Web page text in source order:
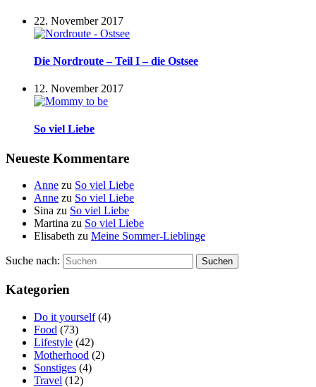
22. November 2017
Die Nordroute – Teil I – die Ostsee
12. November 2017
So viel Liebe
Neueste Kommentare
Anne zu So viel Liebe
Anne zu So viel Liebe
Sina zu So viel Liebe
Martina zu So viel Liebe
Elisabeth zu Meine Sommer-Lieblinge
Suche nach: Suchen
Kategorien
Do it yourself (4)
Food (73)
Lifestyle (42)
Motherhood (2)
Sonstiges (4)
Travel (12)